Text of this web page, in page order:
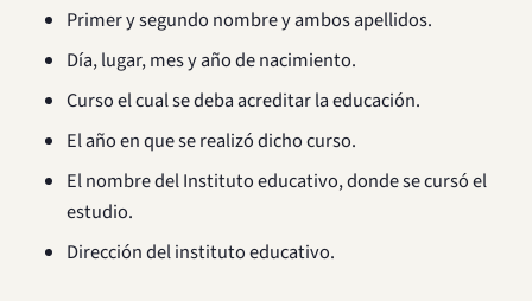
Primer y segundo nombre y ambos apellidos.
Día, lugar, mes y año de nacimiento.
Curso el cual se deba acreditar la educación.
El año en que se realizó dicho curso.
El nombre del Instituto educativo, donde se cursó el
estudio.
Dirección del instituto educativo.